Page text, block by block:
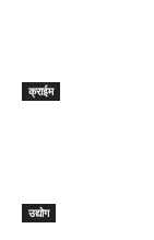
क्राईम
उद्योग